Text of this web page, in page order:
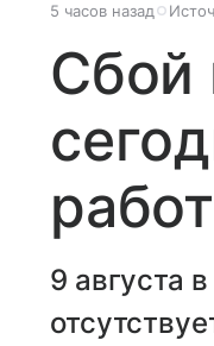
5 часов назад
Сбой
9 августа